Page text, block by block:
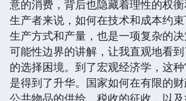
意的消费，背后也隐藏着理性的权
生产者来说，如何在技术和成本约
生产方式和产量，也是一项复杂的
可能性边界的讲解，让我直观地看
的选择困境。到了宏观经济学，这种
是得到了升华。国家如何在有限的
公共物品的供给、税收的征收，以